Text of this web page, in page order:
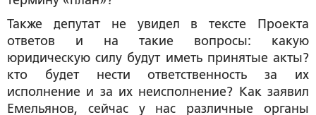
Также депутат не увидел в тексте Проекта
ответов и на такие вопросы: какую
юридическую силу будут иметь принятые акты?
кто будет нести ответственность за их
исполнение и за их неисполнение? Как заявил
Емельянов, сейчас у нас различные органы